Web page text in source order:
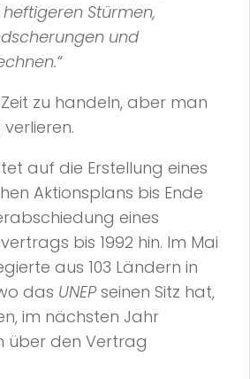
Stürmen,
und
zu handeln, aber man
auf die Erstellung eines
Aktionsplans bis Ende
eines
bis 1992 hin. Im Mai
aus 103 Ländern in
das UNEPseinen Sitz hat,
im nächsten Jahr
über den Vertrag